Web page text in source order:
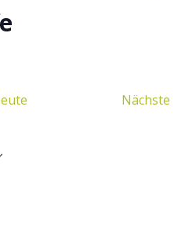
Nächste